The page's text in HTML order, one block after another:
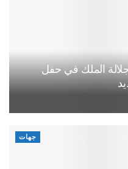
الملك في حفل
جهات